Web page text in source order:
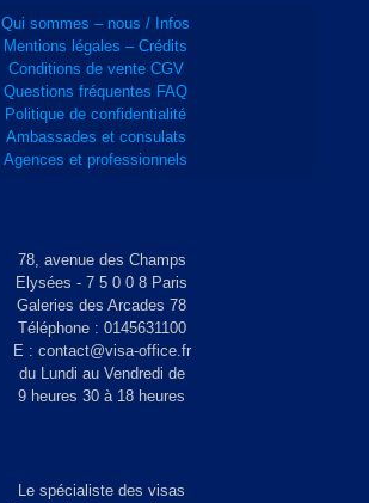
Qui sommes – nous / Infos
Mentions légales – Crédits
Conditions de vente CGV
Questions fréquentes FAQ
Politique de confidentialité
Ambassades et consulats
Agences et professionnels
78, avenue des Champs
Elysées - 7 5 0 0 8 Paris
Galeries des Arcades 78
Téléphone : 0145631100
E : contact@visa-office.fr
du Lundi au Vendredi de
9 heures 30 à 18 heures
Le spécialiste des visas